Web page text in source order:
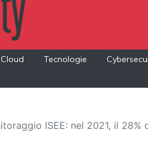
Cloud Tecnologie
ISEE: nel 2021, il 28%